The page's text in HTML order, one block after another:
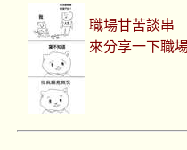
職場甘苦談串
來分享一下職